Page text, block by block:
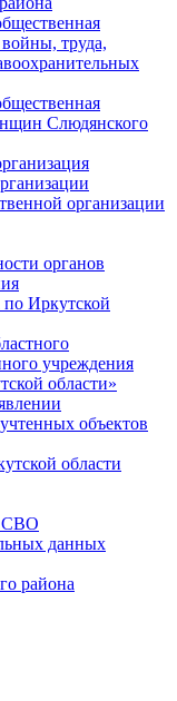
труда,
Слюдянского
организации
органов
по Иркутской
учреждения
области»
объектов
области
СВО
данных
района